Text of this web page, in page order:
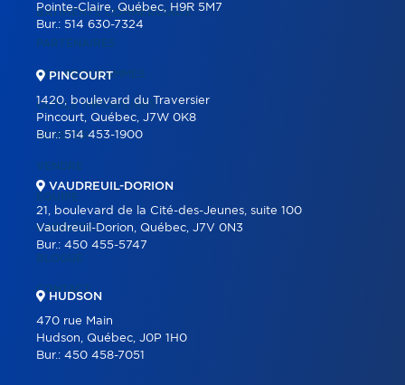
BÂTIMENTS COMMERCIAUX
PARTENAIRES
NOS PROGRAMMES
OUTILS IMMOBILIERS
ACHETER
VENDRE
ÉQUIPE
CARRIÈRE
BLOGUE
CONTACT
Pointe-Claire, Québec, H9R 5M7
Bur.: 514 630-7324
PINCOURT
1420, boulevard du Traversier
Pincourt, Québec, J7W 0K8
Bur.:514 453-1900
VAUDREUIL-DORION
21, boulevard de la Cité-des-Jeunes, suite 100
Vaudreuil-Dorion, Québec, J7V 0N3
Bur.: 450 455-5747
HUDSON
470 rue Main
Hudson, Québec, J0P 1H0
Bur.: 450 458-7051